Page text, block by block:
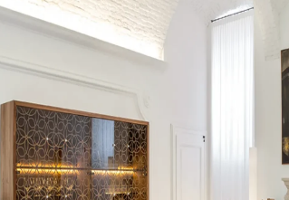
je dostupný v